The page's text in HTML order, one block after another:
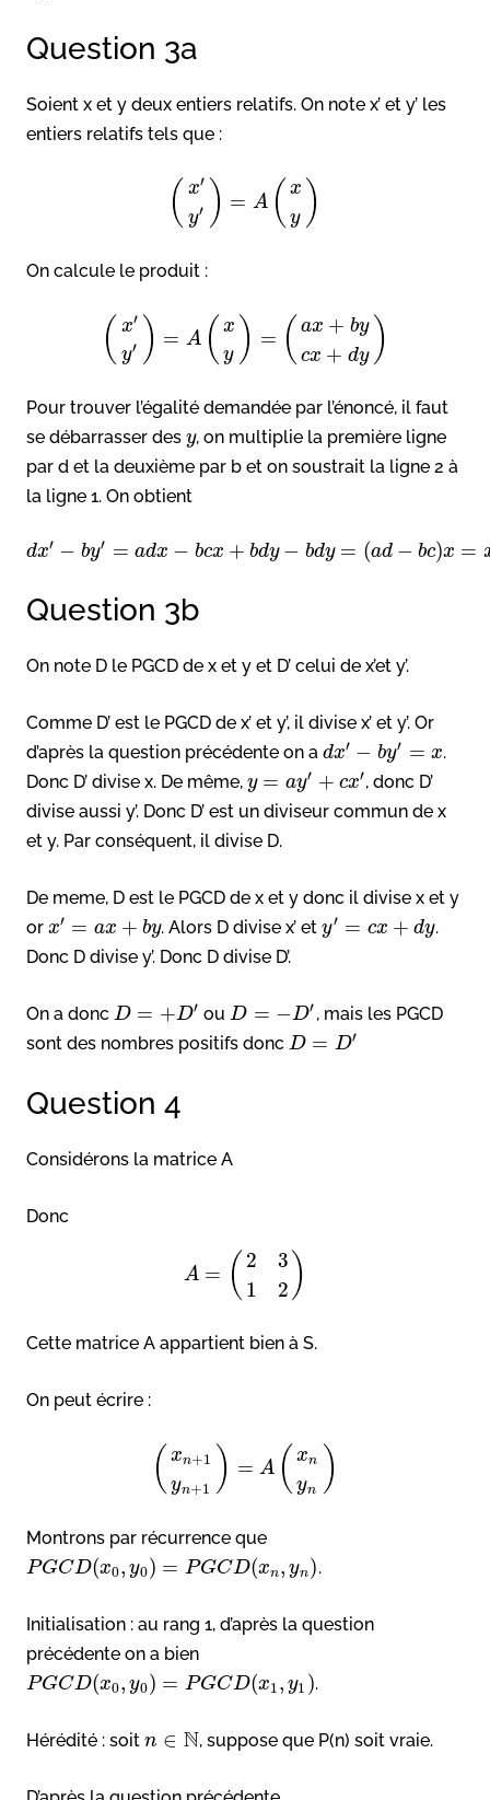
Question 3a
Soient x et y deux entiers relatifs. On note x’ et y’ les
entiers relatifs tels que :
( x′
y′ ) = A ( x
y )
On calcule le produit :
( x′
y′ ) = A ( x
y ) = ( ax + by
cx + dy )
Pour trouver l’égalité demandée par l’énoncé, il faut
se débarrasser des y, on multiplie la première ligne
par d et la deuxième par b et on soustrait la ligne 2 à
la ligne 1. On obtient
dx′ − by′ = adx − bcx + bdy − bdy = (ad − bc)x =
Question 3b
On note D le PGCD de x et y et D’ celui de x’et y’.
Comme D’ est le PGCD de x’ et y’, il divise x’ et y’. Or
d’après la question précédente on a dx′ − by′ = x.
Donc D’ divise x. De même, y = ay′ + cx′, donc D’
divise aussi y’. Donc D’ est un diviseur commun de x
et y. Par conséquent, il divise D.
De meme, D est le PGCD de x et y donc il divise x et y
or x′ = ax + by. Alors D divise x’ ety′ = cx + dy.
Donc D divise y’. Donc D divise D’.
On a donc D = +D′ ouD = −D′, mais les PGCD
sont des nombres positifs donc D = D′
Question 4
Considérons la matrice A
Donc
A = ( 2
1
3
2 )
Cette matrice A appartient bien à S.
On peut écrire :
( xn+1
yn+1 ) = A ( xn
yn )
Montrons par récurrence que
PGCD(x0, y0) = PGCD(xn, yn).
Initialisation : au rang 1, d’après la question
précédente on a bien
PGCD(x0, y0) = PGCD(x1, y1 ).
Hérédité : soit n ∈ N, suppose que P(n) soit vraie.